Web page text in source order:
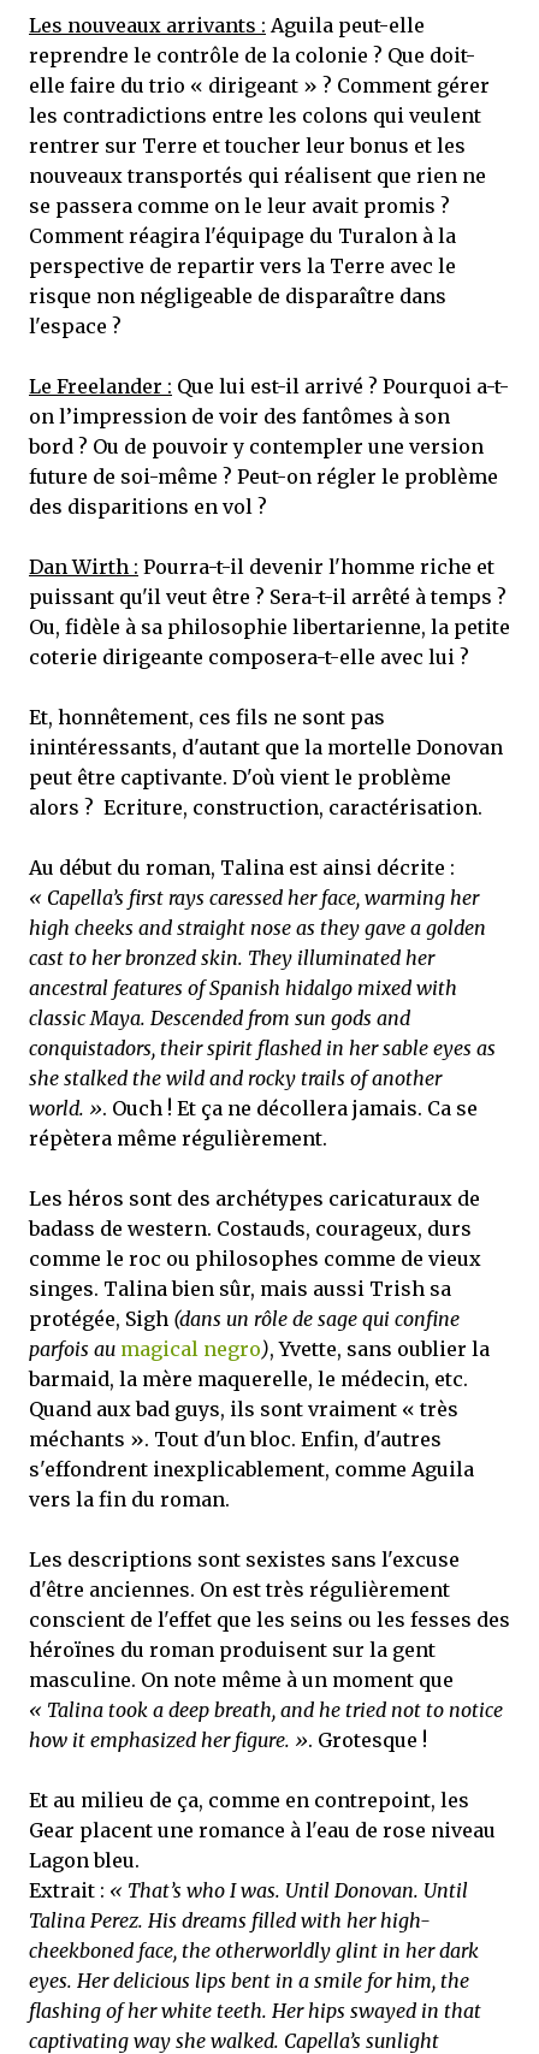
Les nouveaux arrivants : Aguila peut-elle
reprendre le contrôle de la colonie ? Que doit-
elle faire du trio « dirigeant » ? Comment gérer
les contradictions entre les colons qui veulent
rentrer sur Terre et toucher leur bonus et les
nouveaux transportés qui réalisent que rien ne
se passera comme on le leur avait promis ?
Comment réagira l'équipage du Turalon à la
perspective de repartir vers la Terre avec le
risque non négligeable de disparaître dans
l'espace ?
Le Freelander : Que lui est-il arrivé ? Pourquoi a-t-
on l’impression de voir des fantômes à son
bord ? Ou de pouvoir y contempler une version
future de soi-même ? Peut-on régler le problème
des disparitions en vol ?
Dan Wirth : Pourra-t-il devenir l'homme riche et
puissant qu'il veut être ? Sera-t-il arrêté à temps ?
Ou, fidèle à sa philosophie libertarienne, la petite
coterie dirigeante composera-t-elle avec lui ?
Et, honnêtement, ces fils ne sont pas
inintéressants, d'autant que la mortelle Donovan
peut être captivante. D'où vient le problème
alors ? Ecriture, construction, caractérisation.
Au début du roman, Talina est ainsi décrite :
« Capella’s first rays caressed her face, warming her
high cheeks and straight nose as they gave a golden
cast to her bronzed skin. They illuminated her
ancestral features of Spanish hidalgo mixed with
classic Maya. Descended from sun gods and
conquistadors, their spirit flashed in her sable eyes as
she stalked the wild and rocky trails of another
world. ». Ouch ! Et ça ne décollera jamais. Ca se
répètera même régulièrement.
Les héros sont des archétypes caricaturaux de
badass de western. Costauds, courageux, durs
comme le roc ou philosophes comme de vieux
singes. Talina bien sûr, mais aussi Trish sa
protégée, Sigh (dans un rôle de sage qui confine
parfois au magical negro), Yvette, sans oublier la
barmaid, la mère maquerelle, le médecin, etc.
Quand aux bad guys, ils sont vraiment « très
méchants ». Tout d'un bloc. Enfin, d'autres
s'effondrent inexplicablement, comme Aguila
vers la fin du roman.
Les descriptions sont sexistes sans l'excuse
d'être anciennes. On est très régulièrement
conscient de l'effet que les seins ou les fesses des
héroïnes du roman produisent sur la gent
masculine. On note même à un moment que
« Talina took a deep breath, and he tried not to notice
how it emphasized her figure. ». Grotesque !
Et au milieu de ça, comme en contrepoint, les
Gear placent une romance à l'eau de rose niveau
Lagon bleu.
Extrait : « That’s who I was. Until Donovan. Until
Talina Perez. His dreams filled with her high-
cheekboned face, the otherworldly glint in her dark
eyes. Her delicious lips bent in a smile for him, the
flashing of her white teeth. Her hips swayed in that
captivating way she walked. Capella’s sunlight